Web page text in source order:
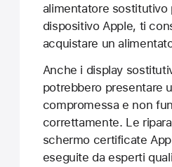
alimentatore sostitutivo
dispositivo Apple, ti
acquistare un
Anche i display
potrebbero presentare
compromessa e non
correttamente. Le
schermo certificate
eseguite da esperti